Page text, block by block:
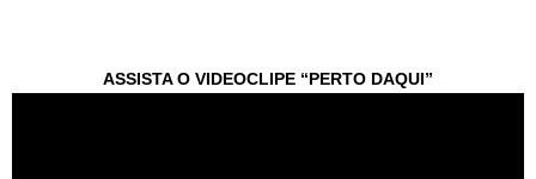
ASSISTA O VIDEOCLIPE “PERTO DAQUI”